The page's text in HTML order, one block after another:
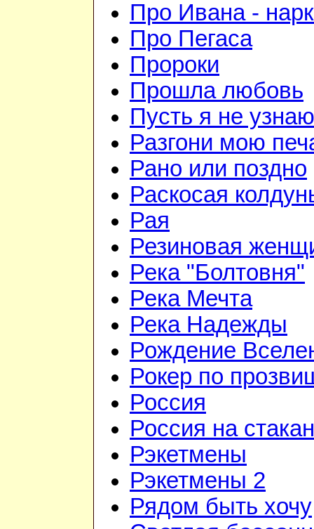
Про Ивана -
Про Пегаса
Пророки
Прошла любовь
Пусть я не узнаю
Разгони мою
Рано или поздно
Раскосая
Рая
Резиновая
Река "Болтовня"
Река Мечта
Река Надежды
Рождение
Рокер по
Россия
Россия на
Рэкетмены
Рэкетмены 2
Рядом быть хочу